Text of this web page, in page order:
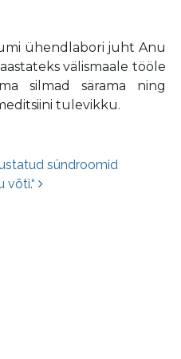
ühendlabori juht Anu
välismaale tööle
silmad särama ning
tulevikku.
sündroomid
võti.“